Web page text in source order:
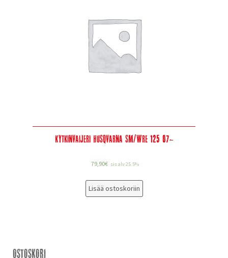
Kytkinvaijeri Husqvarna SM/WRE 125 07-
79,90€ sis alv 25.5%
Lisää ostoskoriin
Ostoskori